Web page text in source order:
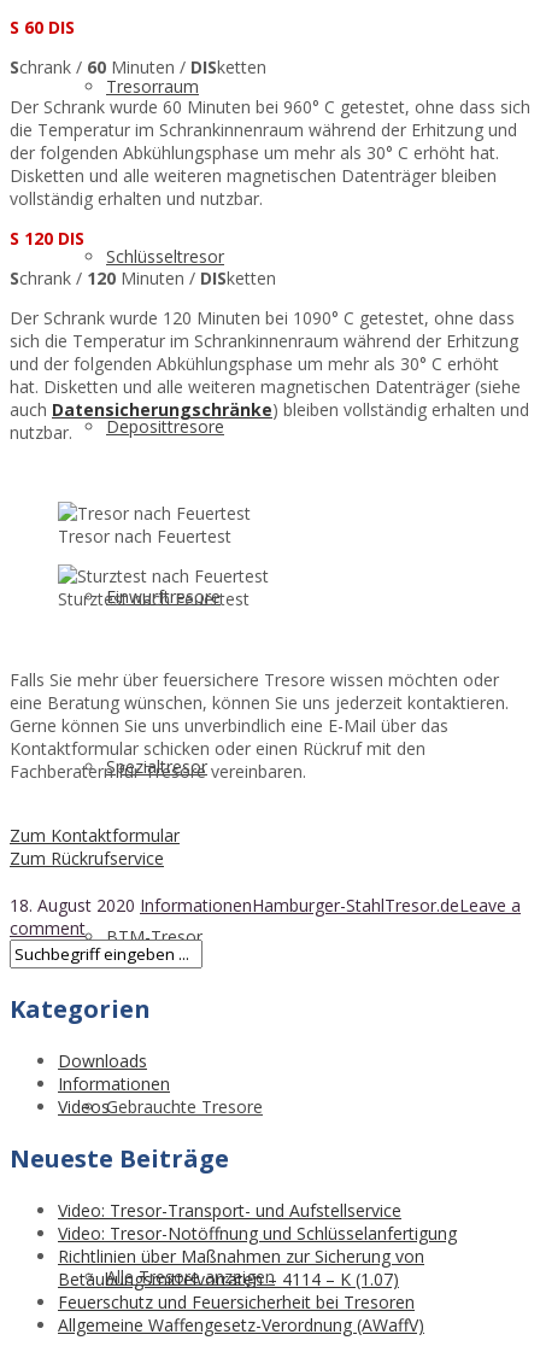
Tresorraum
Schlüsseltresor
Deposittresore
Einwurftresore
Spezialtresor
BTM-Tresor
Gebrauchte Tresore
Alle Tresore anzeigen
S 60 DIS
Schrank / 60 Minuten / DISketten
Der Schrank wurde 60 Minuten bei 960° C getestet, ohne dass sich
die Temperatur im Schrankinnenraum während der Erhitzung und
der folgenden Abkühlungsphase um mehr als 30° C erhöht hat.
Disketten und alle weiteren magnetischen Datenträger bleiben
vollständig erhalten und nutzbar.
S 120 DIS
Schrank / 120 Minuten / DISketten
Der Schrank wurde 120 Minuten bei 1090° C getestet, ohne dass
sich die Temperatur im Schrankinnenraum während der Erhitzung
und der folgenden Abkühlungsphase um mehr als 30° C erhöht
hat. Disketten und alle weiteren magnetischen Datenträger (siehe
auch Datensicherungschränke) bleiben vollständig erhalten und
nutzbar.
Tresor nach Feuertest
Sturztest nach Feuertest
Falls Sie mehr über feuersichere Tresore wissen möchten oder
eine Beratung wünschen, können Sie uns jederzeit kontaktieren.
Gerne können Sie uns unverbindlich eine E-Mail über das
Kontaktformular schicken oder einen Rückruf mit den
Fachberatern für Tresore vereinbaren.
Zum Kontaktformular
Zum Rückrufservice
18. August 2020 InformationenHamburger-StahlTresor.deLeave a
comment
Kategorien
Downloads
Informationen
Videos
Neueste Beiträge
Video: Tresor-Transport- und Aufstellservice
Video: Tresor-Notöffnung und Schlüsselanfertigung
Richtlinien über Maßnahmen zur Sicherung von
Betäubungsmittelvorräten – 4114 – K (1.07)
Feuerschutz und Feuersicherheit bei Tresoren
Allgemeine Waffengesetz-Verordnung (AWaffV)